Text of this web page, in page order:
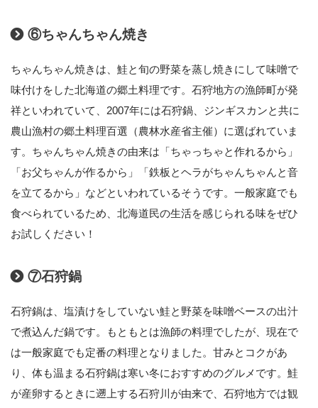
⑥ちゃんちゃん焼き
ちゃんちゃん焼きは、鮭と旬の野菜を蒸し焼きにして味噌で
味付けをした北海道の郷土料理です。石狩地方の漁師町が発
祥といわれていて、2007年には石狩鍋、ジンギスカンと共に
農山漁村の郷土料理百選（農林水産省主催）に選ばれていま
す。ちゃんちゃん焼きの由来は「ちゃっちゃと作れるから」
「お父ちゃんが作るから」「鉄板とヘラがちゃんちゃんと音
を立てるから」などといわれているそうです。一般家庭でも
食べられているため、北海道民の生活を感じられる味をぜひ
お試しください！
⑦石狩鍋
石狩鍋は、塩漬けをしていない鮭と野菜を味噌ベースの出汁
で煮込んだ鍋です。もともとは漁師の料理でしたが、現在で
は一般家庭でも定番の料理となりました。甘みとコクがあ
り、体も温まる石狩鍋は寒い冬におすすめのグルメです。鮭
が産卵するときに遡上する石狩川が由来で、石狩地方では観